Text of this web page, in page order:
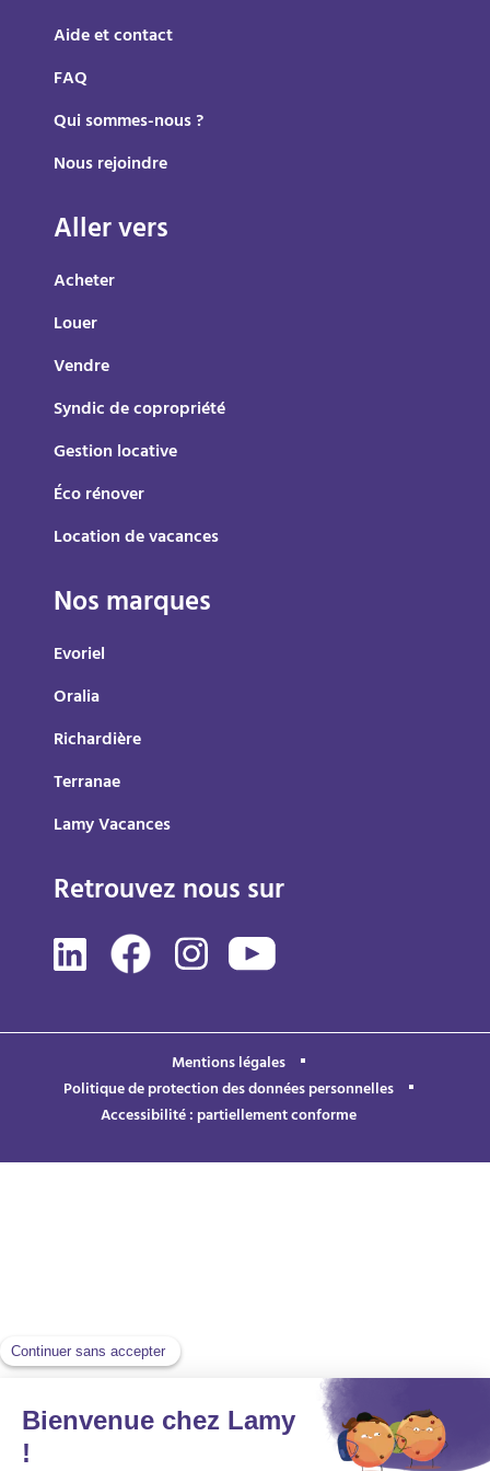
Aide et contact
FAQ
Qui sommes-nous ?
Nous rejoindre
Aller vers
Acheter
Louer
Vendre
Syndic de copropriété
Gestion locative
Éco rénover
Location de vacances
Nos marques
Evoriel
Oralia
Richardière
Terranae
Lamy Vacances
Retrouvez nous sur
Mentions légales
Politique de protection des données personnelles
Accessibilité : partiellement conforme